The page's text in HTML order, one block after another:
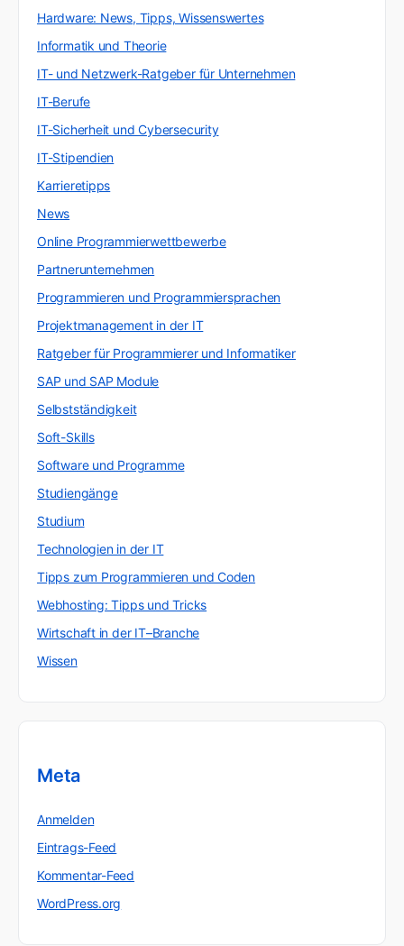
Hardware: News, Tipps, Wissenswertes
Informatik und Theorie
IT- und Netzwerk-Ratgeber für Unternehmen
IT-Berufe
IT-Sicherheit und Cybersecurity
IT-Stipendien
Karrieretipps
News
Online Programmierwettbewerbe
Partnerunternehmen
Programmieren und Programmiersprachen
Projektmanagement in der IT
Ratgeber für Programmierer und Informatiker
SAP und SAP Module
Selbstständigkeit
Soft-Skills
Software und Programme
Studiengänge
Studium
Technologien in der IT
Tipps zum Programmieren und Coden
Webhosting: Tipps und Tricks
Wirtschaft in der IT–Branche
Wissen
Meta
Anmelden
Eintrags-Feed
Kommentar-Feed
WordPress.org